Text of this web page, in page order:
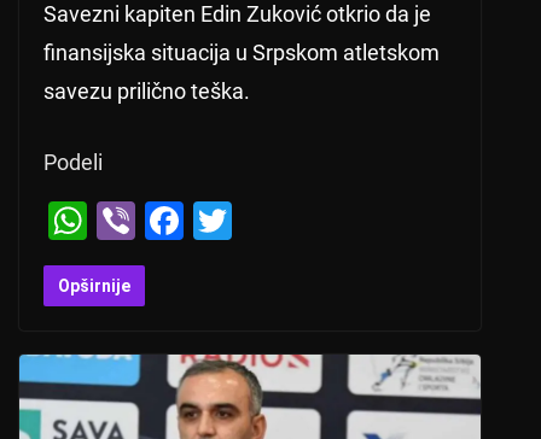
Savezni kapiten Edin Zuković otkrio da je
finansijska situacija u Srpskom atletskom
savezu prilično teška.
Podeli
W
h
at
A
p
Vi
b
er
F
b
o
Opširnije